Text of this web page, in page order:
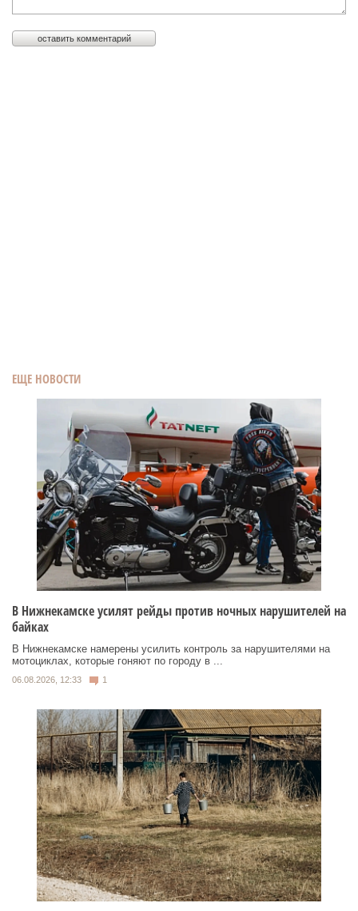
ЕЩЕ НОВОСТИ
В Нижнекамске усилят рейды против ночных нарушителей на
байках
В Нижнекамске намерены усилить контроль за нарушителями на
мотоциклах, которые гоняют по городу в ...
06.08.2026, 12:33 1